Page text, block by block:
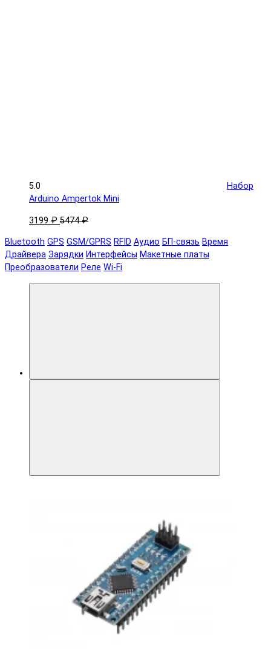
5.0
Набор
Arduino Ampertok Mini
3199 ₽ 5474 ₽
Bluetooth GPS GSM/GPRS RFID Аудио БП-связь Время
Драйвера Зарядки Интерфейсы Макетные платы
Преобразователи Реле Wi-Fi